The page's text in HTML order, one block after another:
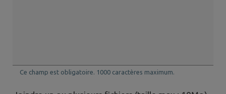
Ce champ est obligatoire. 1000 caractères maximum.